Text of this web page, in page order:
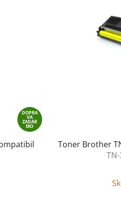
DOPRA
VA
ZADAR
MO
Toner Brother